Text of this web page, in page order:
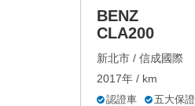
BENZ
CLA200
新北市 / 信成國際
2017年 / km
認證車
五大保證